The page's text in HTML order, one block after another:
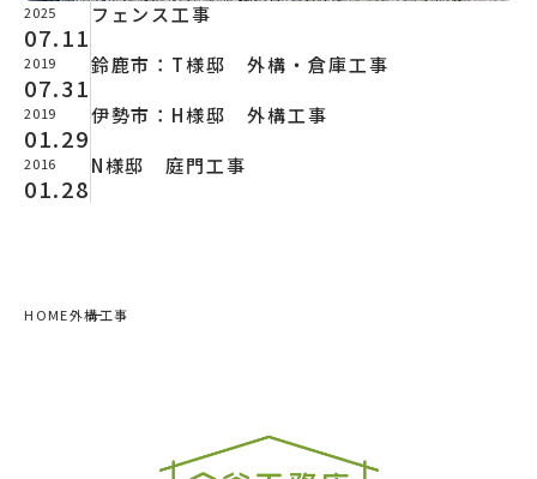
2025
07.11
フェンス工事
外構工事
2019
07.31
鈴鹿市：T様邸 外構・倉庫工事
外構工事
2019
01.29
伊勢市：H様邸 外構工事
外構工事
2016
01.28
N様邸 庭門工事
HOME外構工事